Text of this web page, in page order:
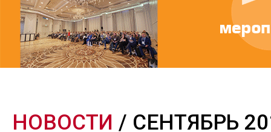
НОВОСТИ / СЕНТЯБРЬ